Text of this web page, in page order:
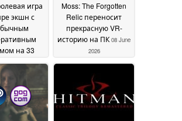
игра
экшн с
на 33
вышла в
получила
а также
со
Moss: The Forgotten
Relic переносит
прекрасную VR-
историю на ПК08 June
2026